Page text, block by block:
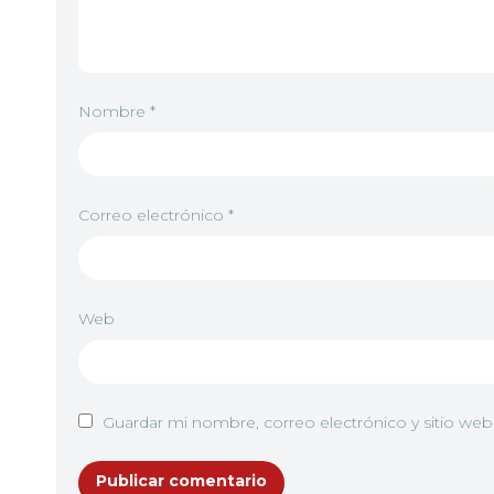
Nombre *
Correo electrónico *
Web
Guardar mi nombre, correo electrónico y sitio